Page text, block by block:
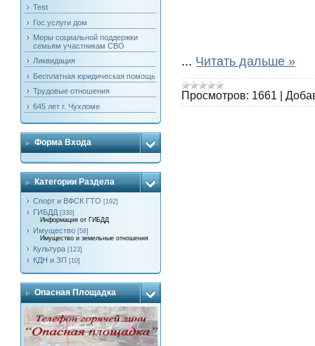
Test
Гос.услуги дом
Меры социальной поддержки
семьям участникам СВО
Ликвидация
Бесплатная юридическая помощь
Трудовые отношения
645 лет г. Чухломе
Форма Входа
Категории Раздела
Спорт и ВФСК ГТО [192]
ГИБДД [330]
Информация от ГИБДД
Имущество [58]
Имущество и земельные отношения
Культура [123]
КДН и ЗП [10]
Опасная Площадка
... Читать дальше »
Просмотров: 1661 |